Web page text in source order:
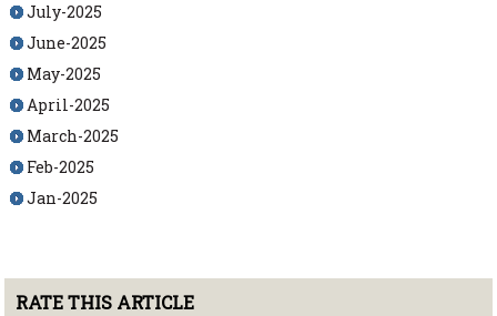
July-2025
June-2025
May-2025
April-2025
March-2025
Feb-2025
Jan-2025
RATE THIS ARTICLE